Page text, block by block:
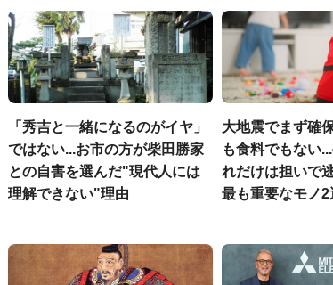
「秀吉と一緒になるのがイヤ」
ではない...お市の方が柴田勝家
との自害を選んだ"現代人には
理解できない"理由
大地震でまず確
も食料でもない
れだけは担いで
最も重要なモノ2